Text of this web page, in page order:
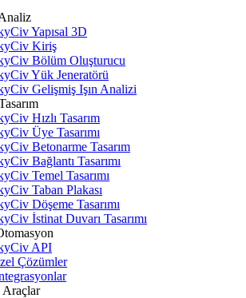
Yapısal 3D
Kiriş
Bölüm Oluşturucu
Yük Jeneratörü
Gelişmiş Işın Analizi
Hızlı Tasarım
Üye Tasarımı
Betonarme Tasarım
Bağlantı Tasarımı
Temel Tasarımı
Taban Plakası
Döşeme Tasarımı
İstinat Duvarı Tasarımı
API
Çözümler
Araçlar